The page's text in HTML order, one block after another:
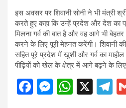
इस अवसर पर शिवानी सोनी ने भी मंत्री
करते हुए कहा कि उन्हें प्रदेश और देश का
मिलना गर्व की बात है और वह आगे भी
करने के लिए पूरी मेहनत करेंगी। शिवानी
सहित पूरे प्रदेश में खुशी और गर्व का
पीढ़ियों को खेल के क्षेत्र में आगे बढ़ने के लिए
F
M W X
T